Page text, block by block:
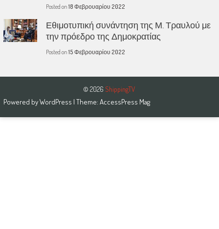
Posted on 18 Φεβρουαρίου 2022
Εθιμοτυπική συνάντηση της Μ. Τραυλού με
την πρόεδρο της Δημοκρατίας
Posted on 15 Φεβρουαρίου 2022
© 2026 ShippingTV
Powered byWordPress | Theme: AccessPress Mag